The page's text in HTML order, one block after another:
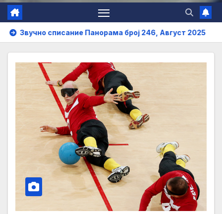
списание Панорама број 246, Август 2025